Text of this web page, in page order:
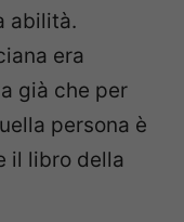
abilità.
era
già che per
persona è
il libro della